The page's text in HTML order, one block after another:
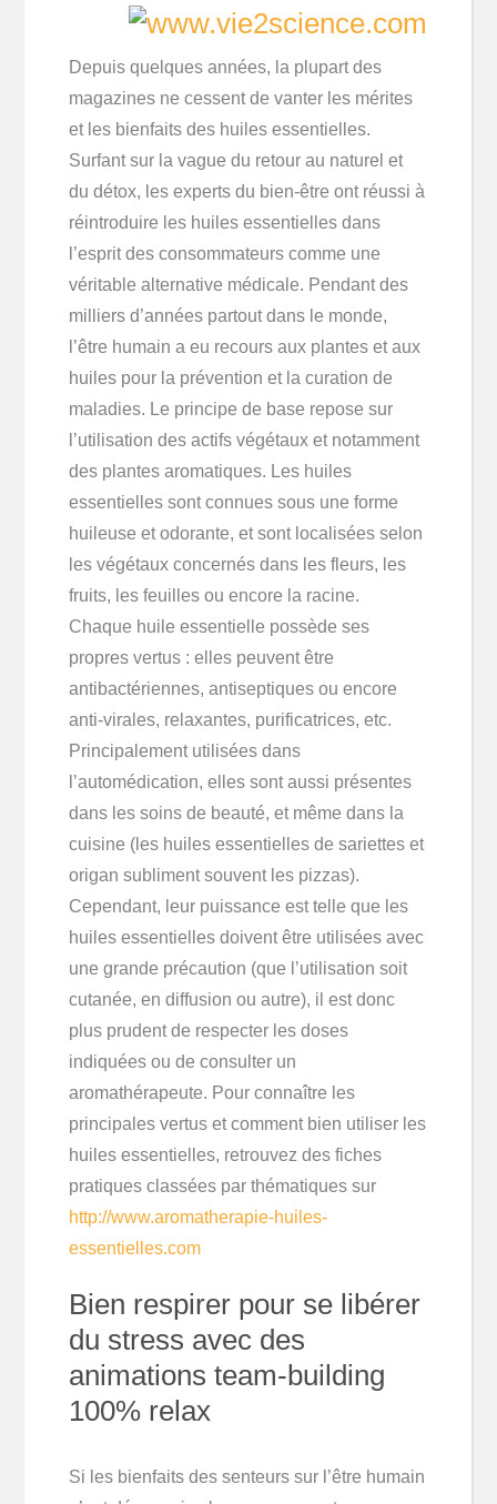
Depuis quelques années, la plupart des
magazines ne cessent de vanter les mérites
et les bienfaits des huiles essentielles.
Surfant sur la vague du retour au naturel et
du détox, les experts du bien-être ont réussi à
réintroduire les huiles essentielles dans
l’esprit des consommateurs comme une
véritable alternative médicale. Pendant des
milliers d’années partout dans le monde,
l’être humain a eu recours aux plantes et aux
huiles pour la prévention et la curation de
maladies. Le principe de base repose sur
l’utilisation des actifs végétaux et notamment
des plantes aromatiques. Les huiles
essentielles sont connues sous une forme
huileuse et odorante, et sont localisées selon
les végétaux concernés dans les fleurs, les
fruits, les feuilles ou encore la racine.
Chaque huile essentielle possède ses
propres vertus : elles peuvent être
antibactériennes, antiseptiques ou encore
anti-virales, relaxantes, purificatrices, etc.
Principalement utilisées dans
l’automédication, elles sont aussi présentes
dans les soins de beauté, et même dans la
cuisine (les huiles essentielles de sariettes et
origan subliment souvent les pizzas).
Cependant, leur puissance est telle que les
huiles essentielles doivent être utilisées avec
une grande précaution (que l’utilisation soit
cutanée, en diffusion ou autre), il est donc
plus prudent de respecter les doses
indiquées ou de consulter un
aromathérapeute. Pour connaître les
principales vertus et comment bien utiliser les
huiles essentielles, retrouvez des fiches
pratiques classées par thématiques sur
http://www.aromatherapie-huiles-
essentielles.com
Bien respirer pour se libérer
du stress avec des
animations team-building
100% relax
Si les bienfaits des senteurs sur l’être humain